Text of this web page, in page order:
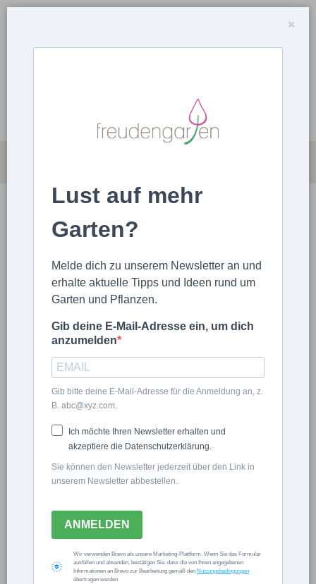
LOGIN
STARTSEITE LOGIN
Eingeloggt bleiben.
Video Player is loading.
Lust auf mehr
Garten?
Melde dich zu unserem Newsletter an und
erhalte aktuelle Tipps und Ideen rund um
Garten und Pflanzen.
Gib deine E-Mail-Adresse ein, um dich
anzumelden
Gib bitte deine E-Mail-Adresse für die Anmeldung an, z.
B. abc@xyz.com.
Ich möchte Ihren Newsletter erhalten und
akzeptiere die Datenschutzerklärung.
Sie können den Newsletter jederzeit über den Link in
unserem Newsletter abbestellen.
ANMELDEN
Wir verwenden Brevo als unsere Marketing-Plattform. Wenn Sie das Formular
ausfüllen und absenden, bestätigen Sie, dass die von Ihnen angegebenen
Informationen an Brevo zur Bearbeitung gemäß den Nutzungsbedingungen
übertragen werden